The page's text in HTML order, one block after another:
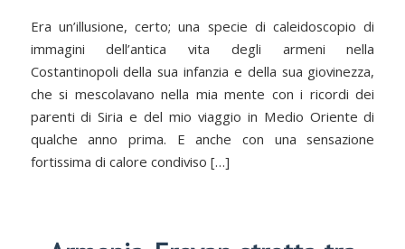
Era un’illusione, certo; una specie di caleidoscopio di
immagini dell’antica vita degli armeni nella
Costantinopoli della sua infanzia e della sua giovinezza,
che si mescolavano nella mia mente con i ricordi dei
parenti di Siria e del mio viaggio in Medio Oriente di
qualche anno prima. E anche con una sensazione
fortissima di calore condiviso […]